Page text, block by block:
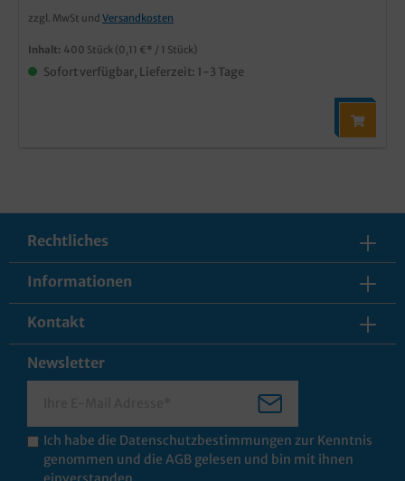
zzgl. MwSt und Versandkosten
Inhalt: 400 Stück (0,11 €* / 1 Stück)
Sofort verfügbar, Lieferzeit: 1-3 Tage
Rechtliches
Informationen
Kontakt
Newsletter
Ich habe die Datenschutzbestimmungen zur Kenntnis
genommen und die AGB gelesen und bin mit ihnen